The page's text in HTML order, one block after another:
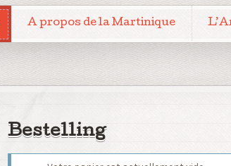
A propos de la Martinique
Bestelling